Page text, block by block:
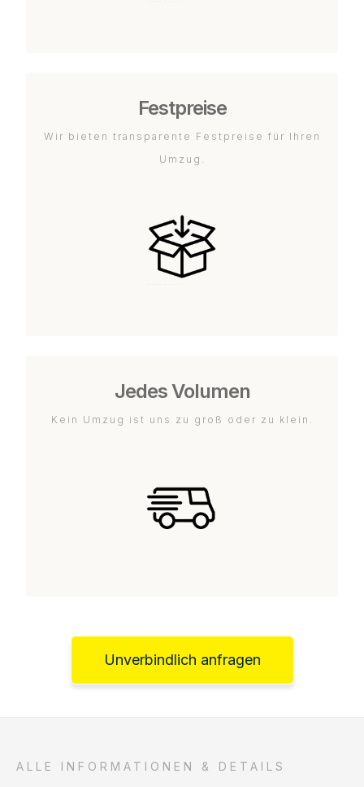
Festpreise
Wir bieten transparente Festpreise für Ihren
Umzug.
Jedes Volumen
Kein Umzug ist uns zu groß oder zu klein.
Unverbindlich anfragen
ALLE INFORMATIONEN & DETAILS